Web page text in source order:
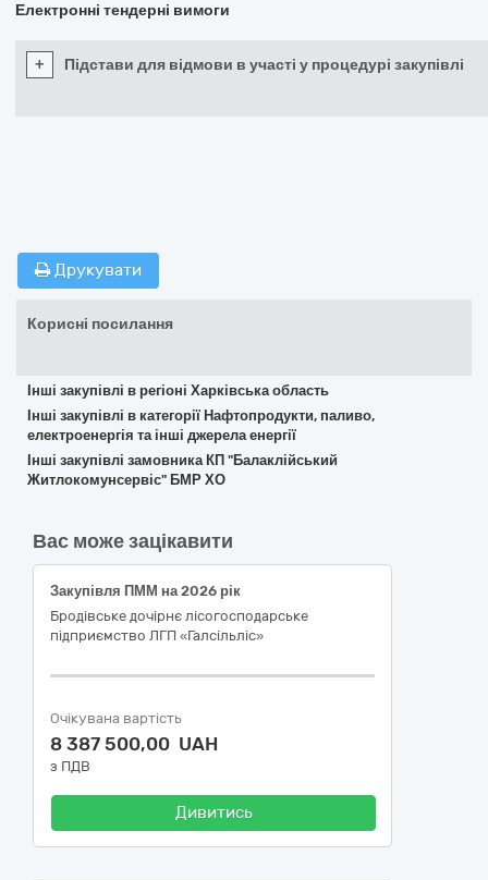
Електронні тендерні вимоги
+ Підстави для відмови в участі у процедурі закупівлі
Друкувати
Корисні посилання
Інші закупівлі в регіоні Харківська область
Інші закупівлі в категорії Нафтопродукти, паливо,
електроенергія та інші джерела енергії
Інші закупівлі замовника КП "Балаклійський
Житлокомунсервіс" БМР ХО
Вас може зацікавити
Закупівля ПММ на 2026 рік
Бродівське дочірнє лісогосподарське
підприємство ЛГП «Галсільліс»
Очікувана вартість
8 387 500,00 UAH
з ПДВ
Дивитись